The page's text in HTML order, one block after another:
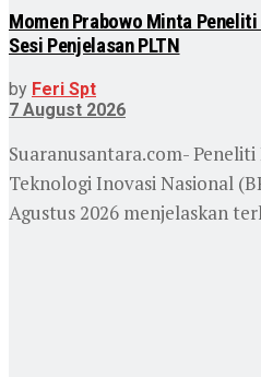
Momen Prabowo Minta
Sesi Penjelasan PLTN
by Feri Spt
7 August 2026
Suaranusantara.com- Peneliti
Teknologi Inovasi Nasional
Agustus 2026 menjelaskan